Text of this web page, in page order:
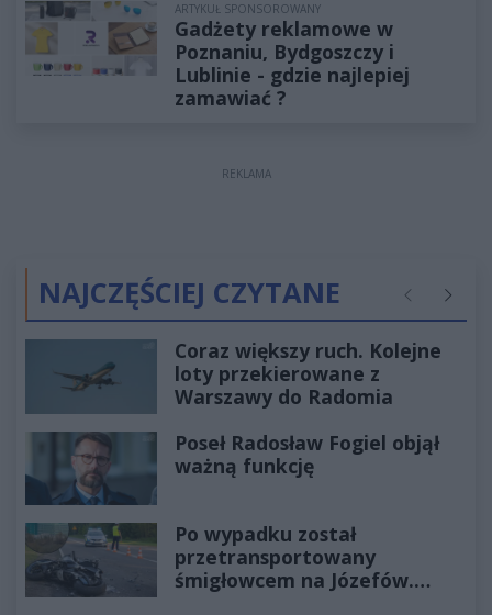
ARTYKUŁ SPONSOROWANY
Gadżety reklamowe w
Poznaniu, Bydgoszczy i
Lublinie - gdzie najlepiej
zamawiać ?
REKLAMA
NAJCZĘŚCIEJ CZYTANE Poprzednie
Coraz większy ruch. Kolejne
loty przekierowane z
Warszawy do Radomia
Poseł Radosław Fogiel objął
ważną funkcję
Po wypadku został
przetransportowany
śmigłowcem na Józefów.